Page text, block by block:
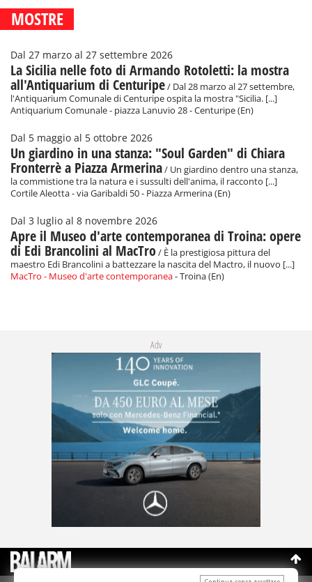
MOSTRE
Dal 27 marzo al 27 settembre 2026
La Sicilia nelle foto di Armando Rotoletti: la mostra
all'Antiquarium di Centuripe/ Dal 28 marzo al 27 settembre,
l'Antiquarium Comunale di Centuripe ospita la mostra "Sicilia. [...]
Antiquarium Comunale - piazza Lanuvio 28 - Centuripe (En)
Dal 5 maggio al 5 ottobre 2026
Un giardino in una stanza: "Soul Garden" di Chiara
Fronterrè a Piazza Armerina/ Un giardino dentro una stanza,
la commistione tra la natura e i sussulti dell'anima, il racconto [...]
Cortile Aleotta - via Garibaldi 50 - Piazza Armerina (En)
Dal 3 luglio al 8 novembre 2026
Apre il Museo d'arte contemporanea di Troina: opere
di Edi Brancolini al MacTro/ È la prestigiosa pittura del
maestro Edi Brancolini a battezzare la nascita del Mactro, il nuovo [...]
MacTro - Museo d'arte contemporanea- Troina (En)
Adv